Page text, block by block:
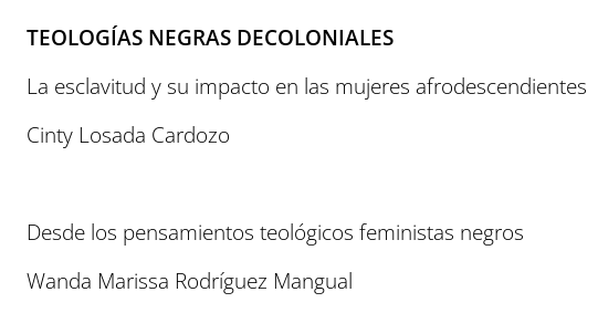
TEOLOGÍAS NEGRAS DECOLONIALES
La esclavitud y su impacto en las mujeres afrodescendientes
Cinty Losada Cardozo
Desde los pensamientos teológicos feministas negros
Wanda Marissa Rodríguez Mangual